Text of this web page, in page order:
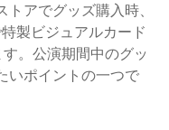
アでグッズ購入時、
製ビジュアルカード
。公演期間中のグッ
いポイントの一つで